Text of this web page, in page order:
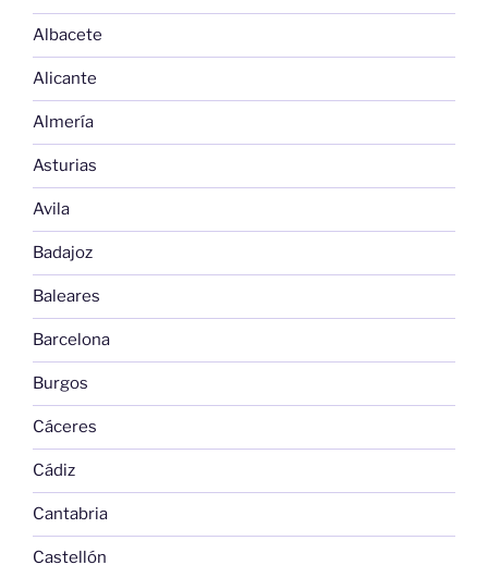
Albacete
Alicante
Almería
Asturias
Avila
Badajoz
Baleares
Barcelona
Burgos
Cáceres
Cádiz
Cantabria
Castellón